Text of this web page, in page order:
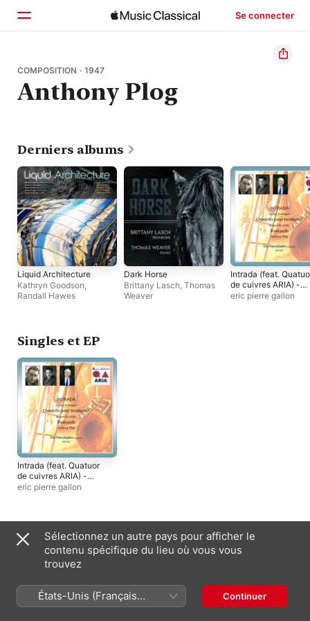
Se connecter
Accueil
Parcourir
COMPOSITION · 1947
Anthony Plog
Derniers albums
Liquid Architecture
Kathryn Goodson,
Randall Hawes
Dark Horse
Brittany Lasch, Thomas
Weaver
Intrada (feat.
de cuivres ARIA) -
EP
eric pierre gallon
Singles et EP
Intrada (feat. Quatuor
de cuivres ARIA) -
EP
eric pierre gallon
Compilations
Sélectionnez un autre pays pour afficher le
contenu spécifique du lieu où vous vous
trouvez
États-Unis (Français
France)
Continuer